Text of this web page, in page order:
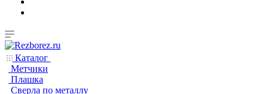
Каталог
Метчики
Плашка
Сверла по металлу